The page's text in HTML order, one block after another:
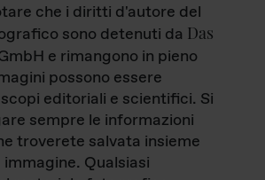
che i diritti d'autore del
sono detenuti da Das
e rimangono in pieno
possono essere
editoriali e scientifici. Si
sempre le informazioni
troverete salvata insieme
Qualsiasi